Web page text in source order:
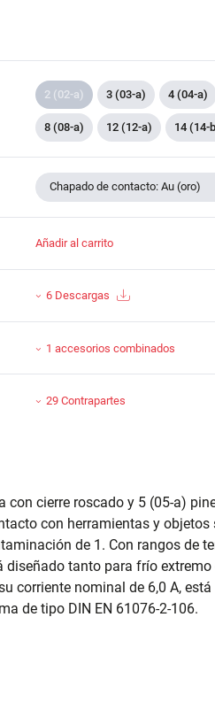
2 (02-a) 3 (03-a) 4 (04-a)
8 (08-a) 12 (12-a) 14 (14-
Chapado de contacto: Au (oro)
Añadir al carrito
6 Descargas
1 accesorios combinados
29 Contrapartes
con cierre roscado y 5 (05-a)
con herramientas y
de 1. Con rangos de
tanto para frío
corriente nominal de 6,0 A,
de tipo DIN EN 61076-2-106.